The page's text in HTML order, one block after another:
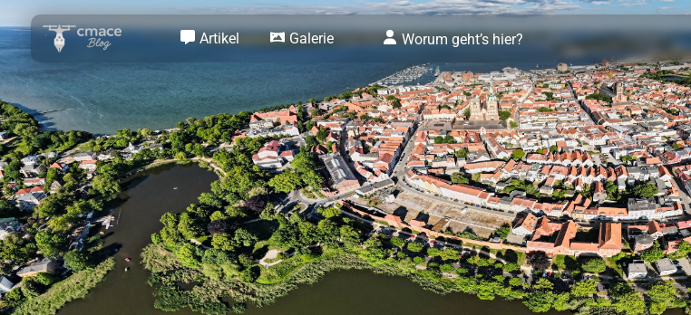
Artikel Galerie Worum geht’s hier?